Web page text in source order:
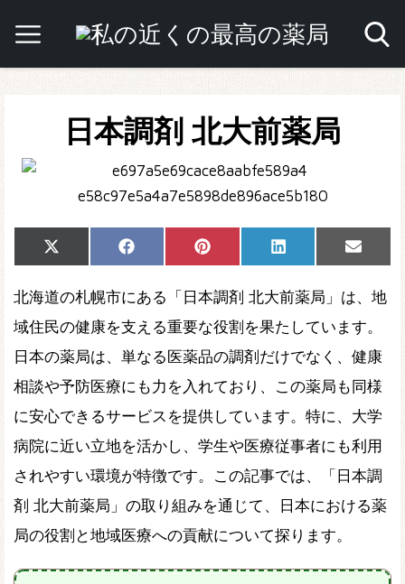
日本調剤 北大前薬局
Share
on
X
(Twitter)
Share
on
Facebook Share
on
Pinterest Share
on
LinkedIn
Share
on
Email
北海道の札幌市にある「日本調剤 北大前薬局」は、地
域住民の健康を支える重要な役割を果たしています。
日本の薬局は、単なる医薬品の調剤だけでなく、健康
相談や予防医療にも力を入れており、この薬局も同様
に安心できるサービスを提供しています。特に、大学
病院に近い立地を活かし、学生や医療従事者にも利用
されやすい環境が特徴です。この記事では、「日本調
剤 北大前薬局」の取り組みを通じて、日本における薬
局の役割と地域医療への貢献について探ります。